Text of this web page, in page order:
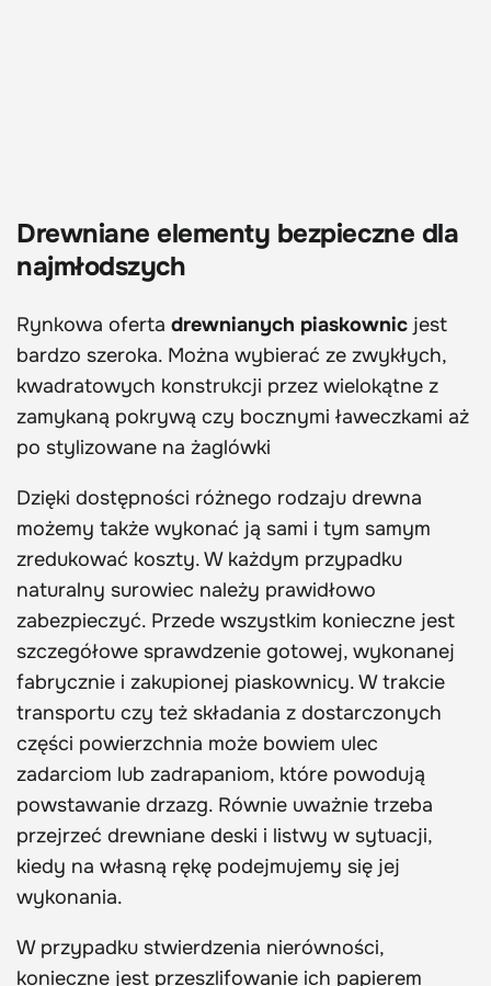
Drewniane elementy bezpieczne dla
najmłodszych
Rynkowa oferta drewnianych piaskownic jest
bardzo szeroka. Można wybierać ze zwykłych,
kwadratowych konstrukcji przez wielokątne z
zamykaną pokrywą czy bocznymi ławeczkami aż
po stylizowane na żaglówki
Dzięki dostępności różnego rodzaju drewna
możemy także wykonać ją sami i tym samym
zredukować koszty. W każdym przypadku
naturalny surowiec należy prawidłowo
zabezpieczyć. Przede wszystkim konieczne jest
szczegółowe sprawdzenie gotowej, wykonanej
fabrycznie i zakupionej piaskownicy. W trakcie
transportu czy też składania z dostarczonych
części powierzchnia może bowiem ulec
zadarciom lub zadrapaniom, które powodują
powstawanie drzazg. Równie uważnie trzeba
przejrzeć drewniane deski i listwy w sytuacji,
kiedy na własną rękę podejmujemy się jej
wykonania.
W przypadku stwierdzenia nierówności,
konieczne jest przeszlifowanie ich papierem